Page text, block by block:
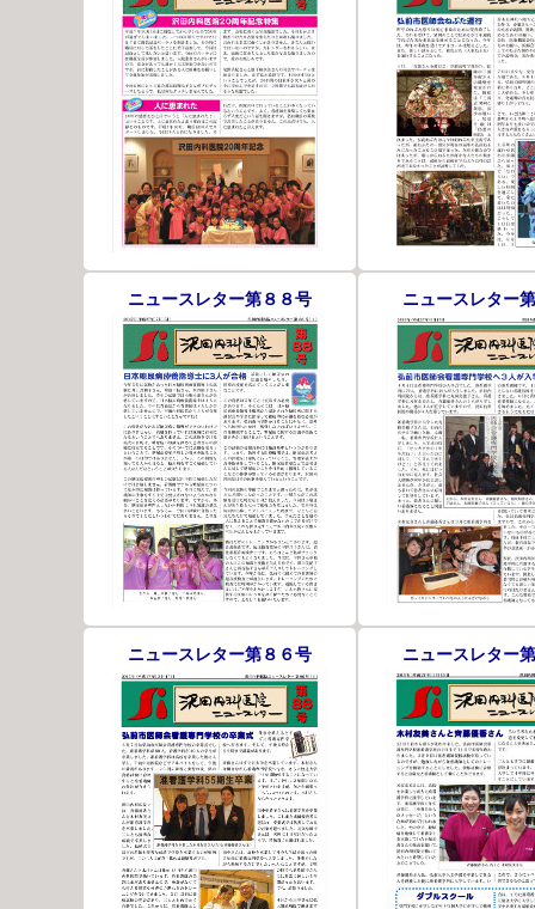
ニュースレター第８８号 ニュースレター
ニュースレター第８６号 ニュースレター